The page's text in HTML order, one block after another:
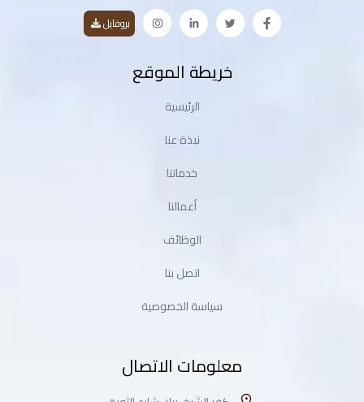
بروفايل
خريطة الموقع
الرئيسية
نبذة عنا
خدماتنا
أعمالنا
الوظائف
اتصل بنا
سياسة الخصوصية
معلومات الاتصال